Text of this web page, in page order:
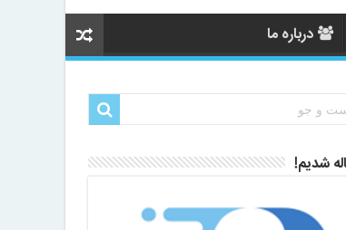
درباره ما